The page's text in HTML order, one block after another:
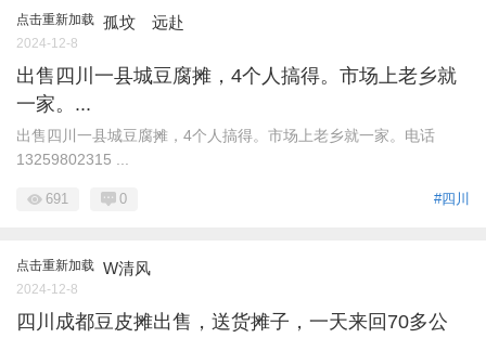
点击重新加载 孤坟ゞ远赴
2024-12-8
出售四川一县城豆腐摊，4个人搞得。市场上老乡就
一家。...
出售四川一县城豆腐摊，4个人搞得。市场上老乡就一家。电话
13259802315 ...
#四川
691 0
点击重新加载 W清风
2024-12-8
四川成都豆皮摊出售，送货摊子，一天来回70多公